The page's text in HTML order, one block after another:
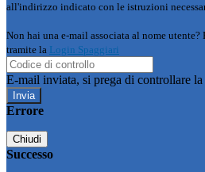
all'indirizzo indicato con le istruzioni
Non hai una e-mail associata al nome
tramite la Login Spaggiari
E-mail inviata, si prega di controllare
Errore
Chiudi
Successo